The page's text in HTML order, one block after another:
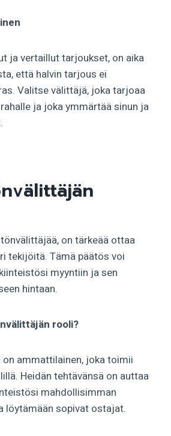
ja vertaillut tarjoukset, on aika
että halvin tarjous ei
Valitse välittäjä, joka tarjoaa
ja joka ymmärtää sinun ja
on tärkeää ottaa
tekijöitä. Tämä päätös voi
myyntiin ja sen
hintaan.
rooli?
ammattilainen, joka toimii
Heidän tehtävänsä on auttaa
mahdollisimman
löytämään sopivat ostajat.